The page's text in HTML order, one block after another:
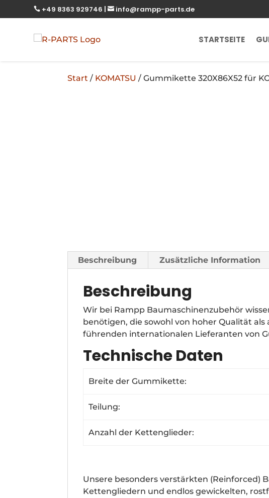
 +49 8363 929746 | info@rampp-parts.de
STARTSEITE
Start / KOMATSU / Gummikette 320X86X52 für
Beschreibung Zusätzliche Information
Beschreibung
Wir bei Rampp Baumaschinenzubehör
benötigen, die sowohl von hoher Qualität
führenden internationalen Lieferanten von
Technische Daten
Breite der Gummikette:
Teilung:
Anzahl der Kettenglieder:
Unsere besonders verstärkten (Reinforced)
Kettengliedern und endlos gewickelten,